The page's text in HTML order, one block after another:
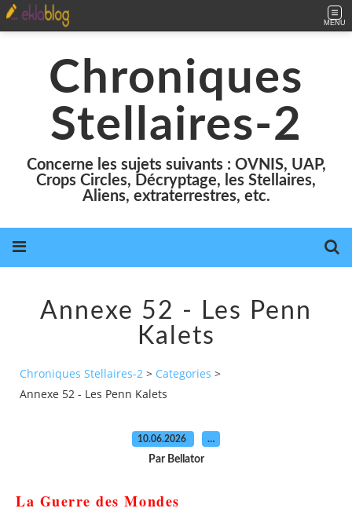
MENU
Chroniques
Stellaires-2
Concerne les sujets suivants : OVNIS, UAP,
Crops Circles, Décryptage, les Stellaires,
Aliens, extraterrestres, etc.
Annexe 52 - Les Penn
Kalets
Chroniques Stellaires-2 > Categories >
Annexe 52 - Les Penn Kalets
10.06.2026 …
Par Bellator
La Guerre des Mondes